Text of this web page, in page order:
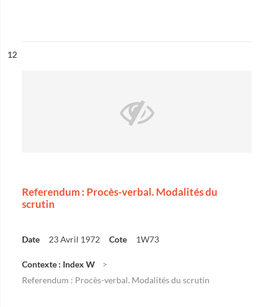
n°
12
Referendum : Procès-verbal. Modalités du
scrutin
Date 23 Avril 1972 Cote 1W73
Contexte : Index W
Referendum : Procès-verbal. Modalités du scrutin